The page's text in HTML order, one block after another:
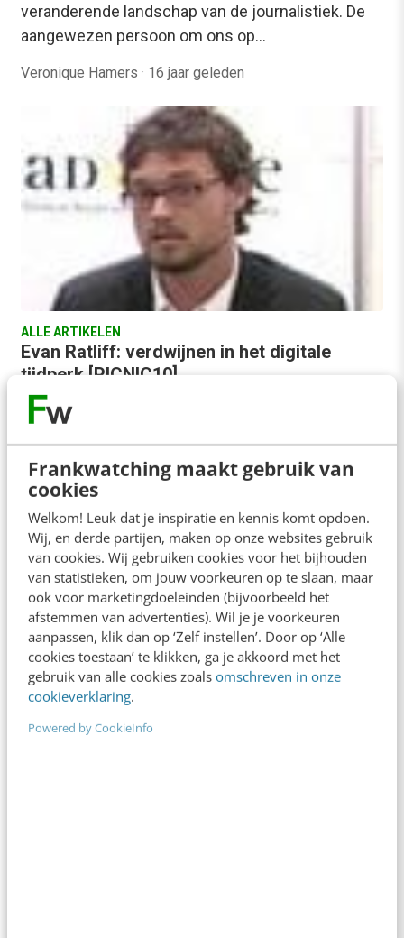
Frankwatching maakt gebruik van
cookies
Welkom! Leuk dat je inspiratie en kennis komt opdoen.
Wij, en derde partijen, maken op onze websites gebruik
van cookies. Wij gebruiken cookies voor het bijhouden
van statistieken, om jouw voorkeuren op te slaan, maar
ook voor marketingdoeleinden (bijvoorbeeld het
afstemmen van advertenties). Wil je je voorkeuren
aanpassen, klik dan op ‘Zelf instellen’. Door op ‘Alle
cookies toestaan’ te klikken, ga je akkoord met het
gebruik van alle cookies zoals omschreven in onze
cookieverklaring.
Powered by CookieInfo
veranderende landschap van de journalistiek. De
aangewezen persoon om ons op…
Veronique Hamers · 16 jaar geleden
ALLE ARTIKELEN
Evan Ratliff: verdwijnen in het digitale
tijdperk [PICNIC10]
Journalist Evan Ratliff verdween vorig jaar voor
Wired Magazine 30 dagen, om onderwijl een
nieuwe (online) identiteit aan te nemen. Op
PICNIC…